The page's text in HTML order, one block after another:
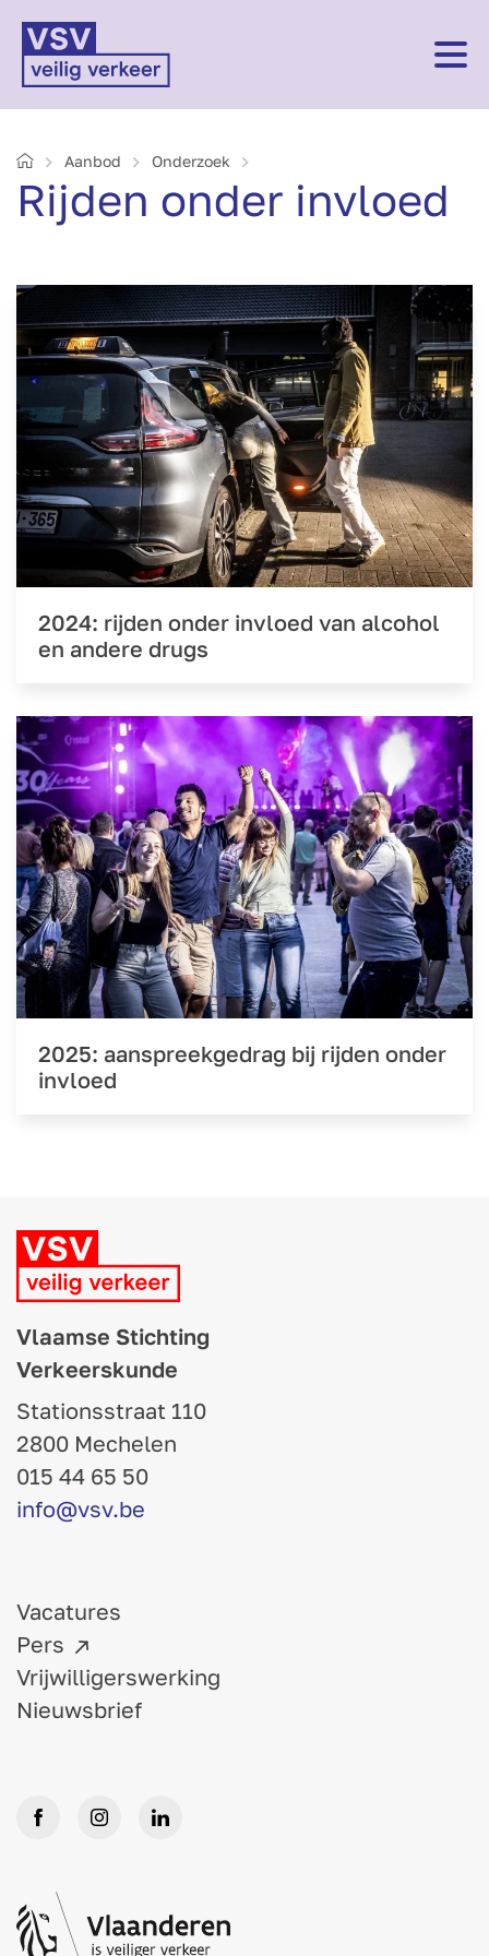
HomeAanbod Onderzoek
Rijden onder invloed
2024: rijden onder invloed van alcohol
en andere drugs
2025: aanspreekgedrag bij rijden onder
invloed
Vlaamse Stichting
Verkeerskunde
Stationsstraat 110
2800 Mechelen
015 44 65 50
info@vsv.be
Vacatures
Pers
Vrijwilligerswerking
Nieuwsbrief